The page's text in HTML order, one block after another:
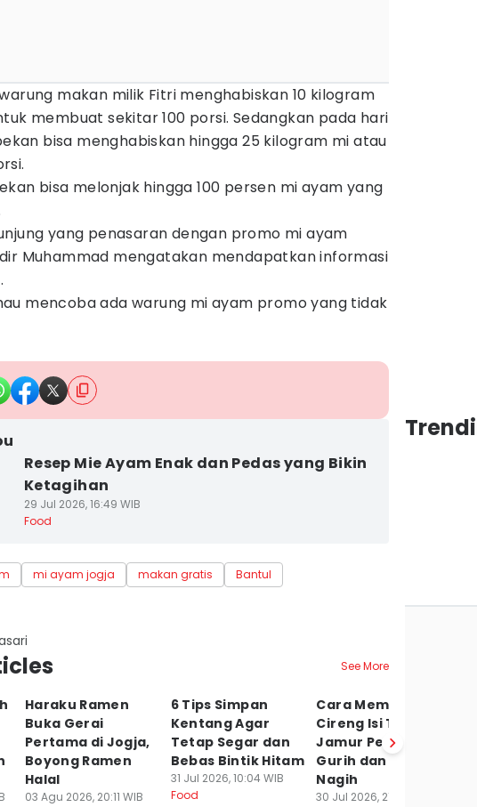
makan milik Fitri menghabiskan 10 kilogram
membuat sekitar 100 porsi. Sedangkan pada hari
bisa menghabiskan hingga 25 kilogram mi atau
bisa melonjak hingga 100 persen mi ayam yang
yang penasaran dengan promo mi ayam
Muhammad mengatakan mendapatkan informasi
mencoba ada warung mi ayam promo yang tidak
Resep Mie Ayam Enak dan Pedas yang Bikin
Ketagihan
29 Jul 2026, 16:49 WIB
Food
mi ayam jogja makan gratis Bantul
See More
Haraku Ramen
Buka Gerai
Pertama di Jogja,
Boyong Ramen
Halal
03 Agu 2026, 20:11 WIB
6 Tips Simpan
Kentang Agar
Tetap Segar dan
Bebas Bintik Hitam
31 Jul 2026, 10:04 WIB
Food
Cara Membuat
Cireng Isi Tongkol
Jamur Pedas,
Gurih dan Bikin
Nagih
30 Jul 2026, 21:31 WIB